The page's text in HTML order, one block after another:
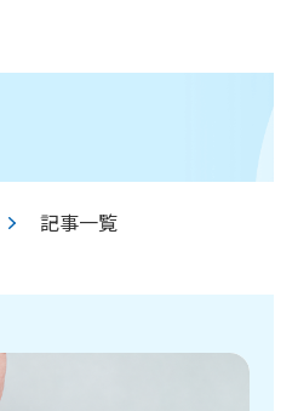
>
記事一覧